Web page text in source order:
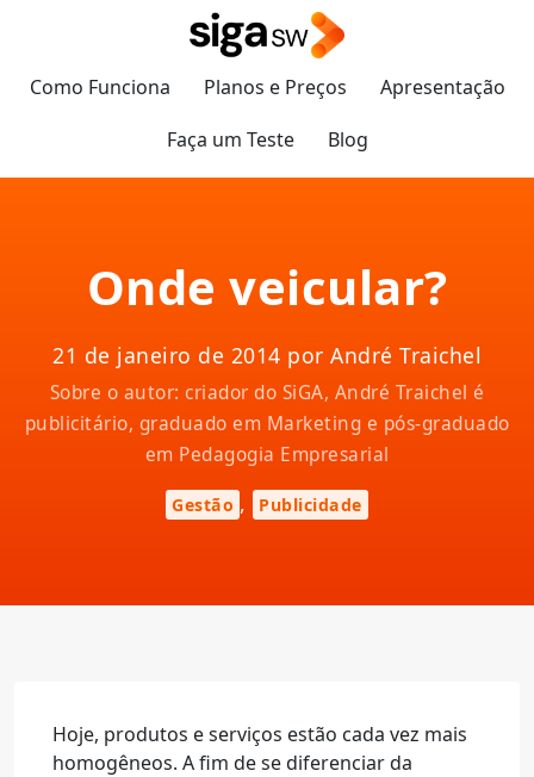
Como Funciona Planos e Preços
Apresentação
Faça um Teste
Blog
Onde veicular?
21 de janeiro de 2014 por André Traichel
Sobre o autor: criador do SiGA, André Traichel é
publicitário, graduado em Marketing e pós-graduado
em Pedagogia Empresarial
Gestão , Publicidade
Hoje, produtos e serviços estão cada vez mais
homogêneos. A fim de se diferenciar da